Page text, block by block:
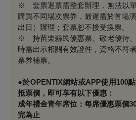
※ 套票退票需整套辦理，無法以
購買不同場次票券，最遲需於首場
出日）辦理；套票恕不接受換票。
※ 持苗栗縣民優惠票、敬老優待
時需出示相關有效證件，資格不符
票券補票。
●於OPENTIX網站或APP使用100
抵票價，即可享有以下優惠：
成年禮金青年席位：每席優惠票價3
完為止